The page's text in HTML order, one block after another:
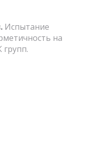
Испытание
на